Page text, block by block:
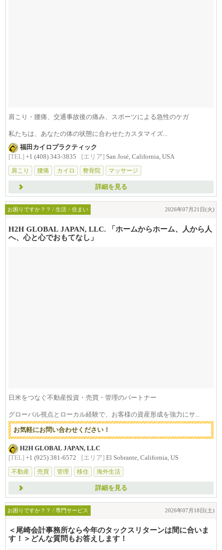
肩こり・腰痛、交通事故後の痛み、スポーツによる急性のケガ
私たちは、あなたの体の状態に合わせたカスタマイズ...
福田カイロプラクティック
[TEL] +1 (408) 343-3835 [エリア] San José, California, USA
肩こり
腰痛 カイロ 整骨院 マッサージ
詳細を見る
お困りですか？？ / 生活・住まい 2026年07月21日(火)
H2H GLOBAL JAPAN, LLC. 「ホームからホーム、人から人
へ、心と心でおもてなし」
日米をつなぐ不動産投資・売買・管理のパートナー
グローバル視点とローカル経験で、お客様の資産形成を強力にサ...
お気軽にお問い合わせください！
H2H GLOBAL JAPAN, LLC
[TEL] +1 (925) 381-6572 [エリア] El Sobrante, California, US
不動産
売買 管理 移住 海外生活
詳細を見る
お困りですか？？ / 専門サービス 2026年07月18日(土)
＜尾崎会計事務所なら今年のタックスリターンは間に合いま
す！＞どんな質問もお答えします！